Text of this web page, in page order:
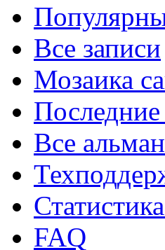
Все записи
Мозаика
Все
FAQ